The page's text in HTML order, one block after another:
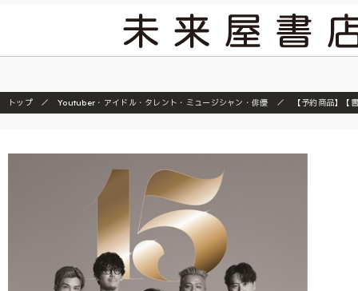
トップ Youtuber・アイドル・タレント・ミュージシャン・俳優 【予約商品】